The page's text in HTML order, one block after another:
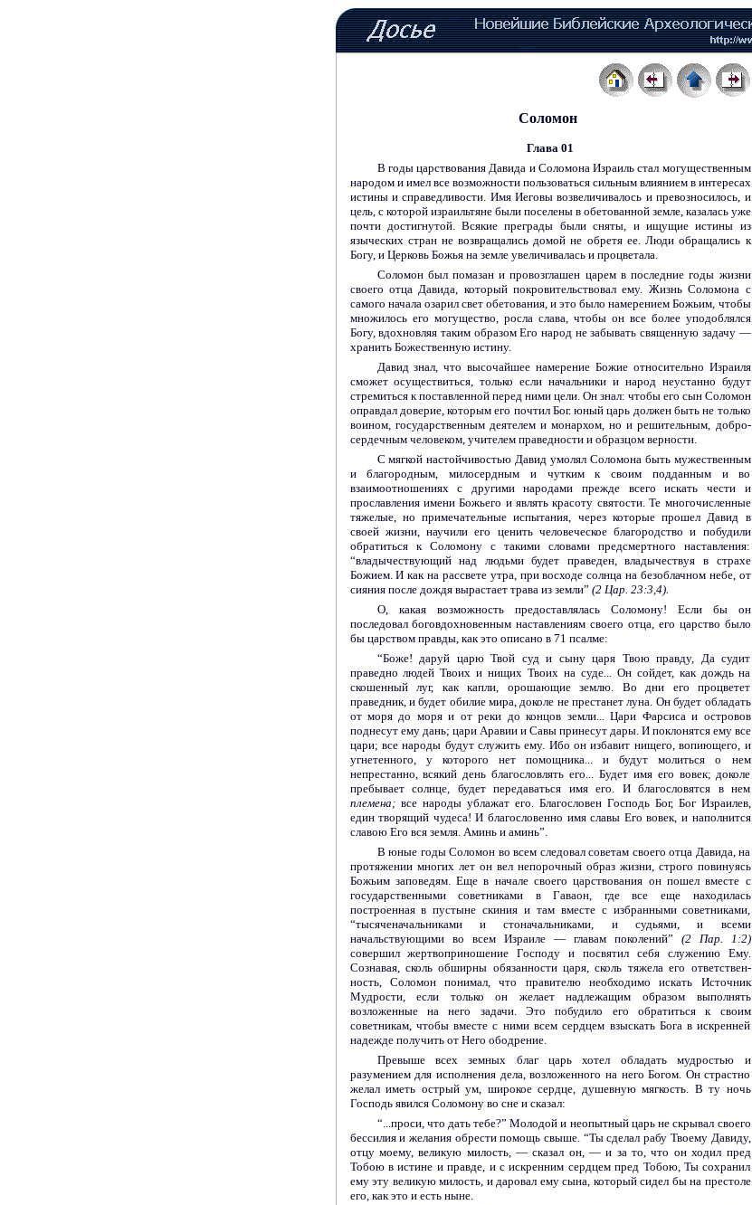
Соломон
Глава 01
В годы царствования Давида и Соломона Израиль стал могу­щественным
народом и имел все возможности пользоваться сильным влиянием в интересах
истины и справедливости. Имя Иеговы возвеличивалось и превозносилось, и
цель, с которой израильтяне были поселены в обетованной земле, казалась уже
почти достигнутой. Всякие преграды были сняты, и ищущие истины из
языческих стран не возвращались домой не обретя ее. Люди обращались к
Богу, и Церковь Божья на земле увели­чивалась и процветала.
Соломон был помазан и провозглашен царем в последние годы жизни
своего отца Давида, который покровительствовал ему. Жизнь Соломона с
самого начала озарил свет обетования, и это было намерением Божьим, чтобы
множилось его могущество, росла слава, чтобы он все более уподоблялся
Богу, вдохновляя таким образом Его народ не забывать священную задачу —
хранить Божественную истину.
Давид знал, что высочайшее намерение Божие относительно Израиля
сможет осуществиться, только если начальники и народ неустанно будут
стремиться к поставленной перед ними цели. Он знал: чтобы его сын Соломон
оправдал доверие, которым его почтил Бог. юный царь должен быть не только
воином, госу­дарственным деятелем и монархом, но и решительным, добро­
сердечным человеком, учителем праведности и образцом верности.
С мягкой настойчивостью Давид умолял Соломона быть мужественным
и благородным, милосердным и чутким к своим подданным и во
взаимоотношениях с другими народами прежде всего искать чести и
прославления имени Божьего и являть красоту святости. Те многочисленные
тяжелые, но примеча­тельные испытания, через которые прошел Давид в
своей жизни, научили его ценить человеческое благородство и побудили
обратиться к Соломону с такими словами предсмертного на­ставления:
“владычествующий над людьми будет праведен, владычествуя в страхе
Божием. И как на рассвете утра, при восходе солнца на безоблачном небе, от
сияния после дождя вырастает трава из земли” (2 Цар. 23:3,4).
О, какая возможность предоставлялась Соломону! Если бы он
последовал боговдохновенным наставлениям своего отца, его царство было
бы царством правды, как это описано в 71 псалме:
“Боже! даруй царю Твой суд и сыну царя Твою правду, Да судит
праведно людей Твоих и нищих Твоих на суде... Он сойдет, как дождь на
скошенный луг, как капли, орошающие землю. Во дни его процветет
праведник, и будет обилие мира, доколе не престанет луна. Он будет обладать
от моря до моря и от реки до концов земли... Цари Фарсиса и островов
поднесут ему дань; цари Аравии и Савы принесут дары. И поклонятся ему все
цари; все народы будут служить ему. Ибо он избавит нищего, вопиющего, и
угнетенного, у которого нет помощника... и будут молиться о нем
непрестанно, всякий день благословлять его... Будет имя его вовек; доколе
пребывает солнце, будет передаваться имя его. И благословятся в нем
племена;все народы ублажат его. Благословен Господь Бог, Бог Израилев,
един творящий чудеса! И благословенно имя славы Его вовек, и наполнится
славою Его вся земля. Аминь и аминь”.
В юные годы Соломон во всем следовал советам своего отца Давида, на
протяжении многих лет он вел непорочный образ жизни, строго повинуясь
Божьим заповедям. Еще в начале своего царствования он пошел вместе с
государственными советниками в Гаваон, где все еще находилась
построенная в пустыне скиния и там вместе с избранными советниками,
“тысяченачальниками и стоначальниками, и судьями, и всеми
начальствующими во всем Израиле — главам поколений” (2 Пар. 1:2)
совершил жертво­приношение Господу и посвятил себя служению Ему.
Сознавая, сколь обширны обязанности царя, сколь тяжела его ответствен­
ность, Соломон понимал, что правителю необходимо искать Источник
Мудрости, если только он желает надлежащим образом выполнять
возложенные на него задачи. Это побудило его обратиться к своим
советникам, чтобы вместе с ними всем сердцем взыскать Бога в искренней
надежде получить от Него ободрение.
Превыше всех земных благ царь хотел обладать мудростью и
разумением для исполнения дела, возложенного на него Богом. Он страстно
желал иметь острый ум, широкое сердце, душевную мягкость. В ту ночь
Господь явился Соломону во сне и сказал:
“...проси, что дать тебе?” Молодой и неопытный царь не скрывал своего
бессилия и желания обрести помощь свыше. “Ты сделал рабу Твоему Давиду,
отцу моему, великую милость, — сказал он, — и за то, что он ходил пред
Тобою в истине и правде, и с искренним сердцем пред Тобою, Ты сохранил
ему эту великую милость, и даровал ему сына, который сидел бы на престоле
его, как это и есть ныне.